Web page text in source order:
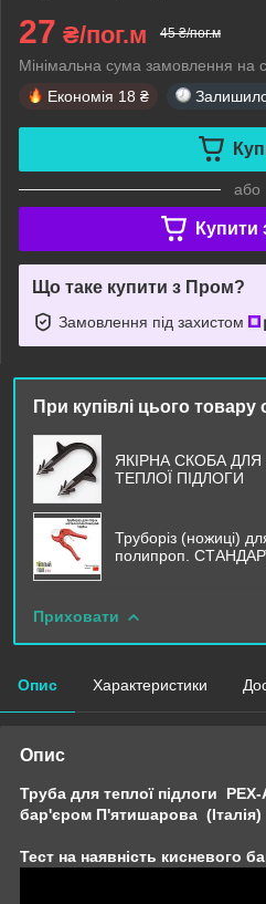
27 ₴/пог.м 45 ₴/пог.м
Мінімальна сума замовлення на
Економія 18 ₴
або
Купити
Що таке купити з Пром?
Замовлення під захистом
При купівлі цього
ЯКІРНА СКОБА
ТЕПЛОЇ ПІДЛОГИ
Труборіз (ножиці)
полипроп.
Приховати
Опис Характеристики
Опис
Труба для теплої підлоги
бар'єром П'ятишарова (Італія)
Тест на наявність кисневого